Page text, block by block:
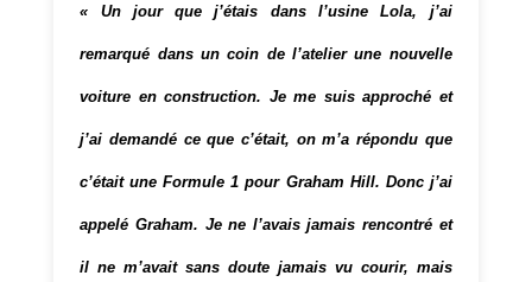
« Un jour que j’étais dans l’usine Lola, j’ai
remarqué dans un coin de l’atelier une nouvelle
voiture en construction. Je me suis approché et
j’ai demandé ce que c’était, on m’a répondu que
c’était une Formule 1 pour Graham Hill. Donc j’ai
appelé Graham. Je ne l’avais jamais rencontré et
il ne m’avait sans doute jamais vu courir, mais